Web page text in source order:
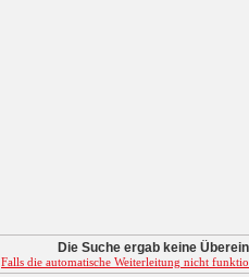
Die Suche ergab keine
Falls die automatische Weiterleitung nicht